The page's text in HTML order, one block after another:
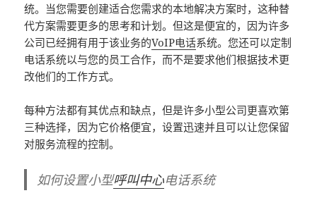
统。当您需要创建适合您需求的本地解决方案时，这种替
代方案需要更多的思考和计划。但这是便宜的，因为许多
公司已经拥有用于该业务的VoIP电话系统。您还可以定制
电话系统以与您的员工合作，而不是要求他们根据技术更
改他们的工作方式。
每种方法都有其优点和缺点，但是许多小型公司更喜欢第
三种选择，因为它价格便宜，设置迅速并且可以让您保留
对服务流程的控制。
如何设置小型呼叫中心电话系统